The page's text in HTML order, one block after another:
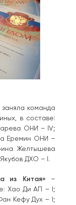
заняла команда
в составе:
ОНИ – IV;
Еремин ОНИ –
Желтышева
ДХО – I.
из Китая»–
Хао Ди АП – I;
Кефу Дух – I;